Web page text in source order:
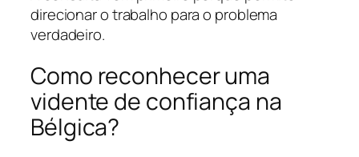
direcionar o trabalho para o problema
verdadeiro.
Como reconhecer uma
vidente de confiança na
Bélgica?